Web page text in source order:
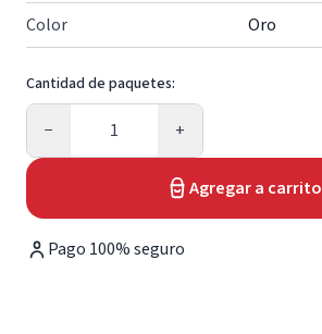
Color
Oro
Cantidad de paquetes:
−
Cantidad
+
Agregar a carrito
Pago 100% seguro